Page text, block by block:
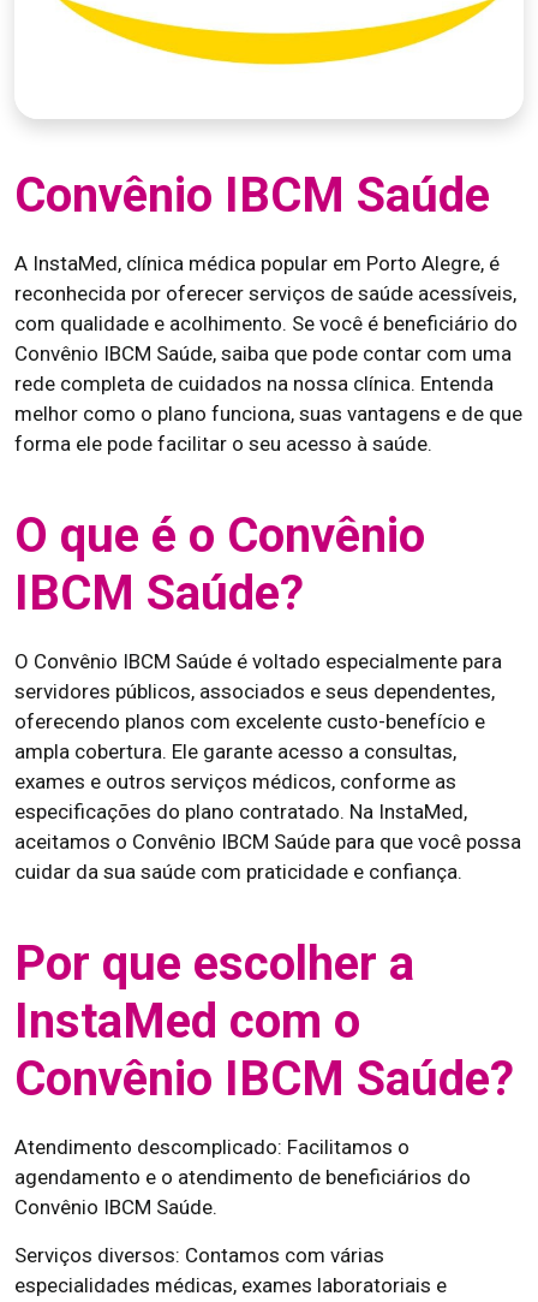
Convênio IBCM Saúde
A InstaMed, clínica médica popular em Porto Alegre, é
reconhecida por oferecer serviços de saúde acessíveis,
com qualidade e acolhimento. Se você é beneficiário do
Convênio IBCM Saúde, saiba que pode contar com uma
rede completa de cuidados na nossa clínica. Entenda
melhor como o plano funciona, suas vantagens e de que
forma ele pode facilitar o seu acesso à saúde.
O que é o Convênio
IBCM Saúde?
O Convênio IBCM Saúde é voltado especialmente para
servidores públicos, associados e seus dependentes,
oferecendo planos com excelente custo-benefício e
ampla cobertura. Ele garante acesso a consultas,
exames e outros serviços médicos, conforme as
especificações do plano contratado. Na InstaMed,
aceitamos o Convênio IBCM Saúde para que você possa
cuidar da sua saúde com praticidade e confiança.
Por que escolher a
InstaMed com o
Convênio IBCM Saúde?
Atendimento descomplicado: Facilitamos o
agendamento e o atendimento de beneficiários do
Convênio IBCM Saúde.
Serviços diversos: Contamos com várias
especialidades médicas, exames laboratoriais e